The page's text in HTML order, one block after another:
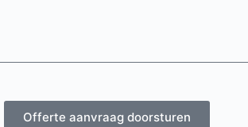
Offerte aanvraag doorsturen